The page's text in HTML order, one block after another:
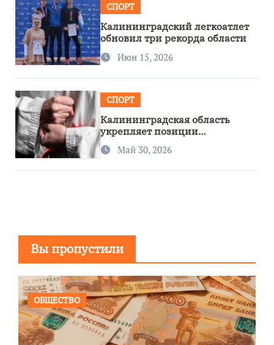
СПОРТ
Калининградский легкоатлет
обновил три рекорда области
Июн 15, 2026
СПОРТ
Калининградская область
укрепляет позиции
спортивного региона
Май 30, 2026
Вы пропустили
ОБЩЕСТВО